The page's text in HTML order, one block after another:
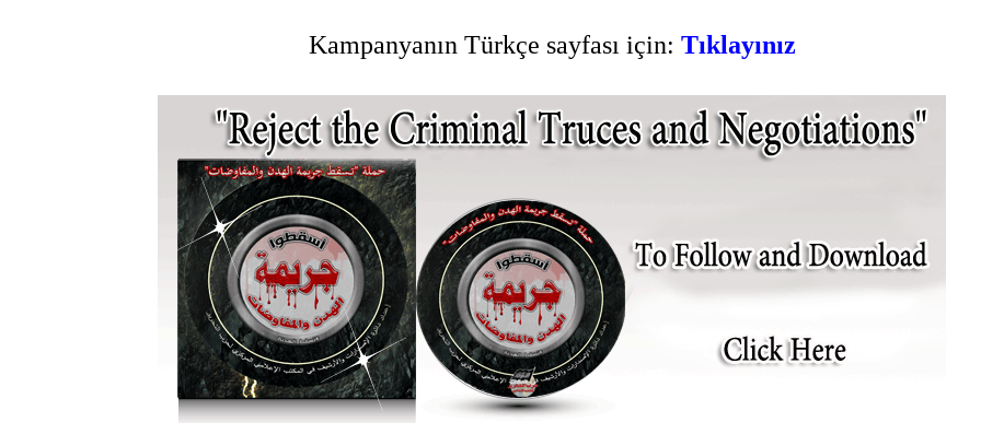
Kampanyanın Türkçe sayfası için: Tıklayınız